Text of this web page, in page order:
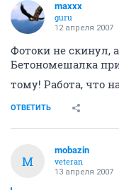
maxxx
guru
12 апреля 2007
Фотоки не скинул,
Бетономешалка
тому! Работа, что
ОТВЕТИТЬ
M
mobazin
veteran
13 апреля 2007